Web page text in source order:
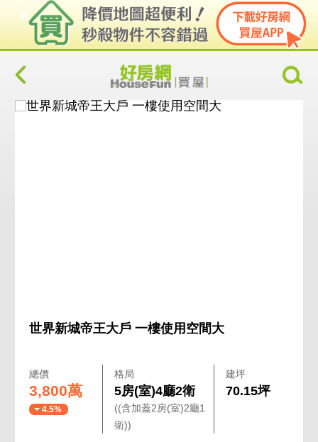
世界新城帝王大戶 一樓使用空間大
總價
3,800萬
4.5%
格局
5房(室)4廳2衛
((含加蓋2房(室)2廳1
衛))
建坪
70.15坪